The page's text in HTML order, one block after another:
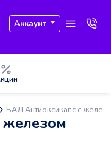
Аккаунт
БАД Антиоксикапс с